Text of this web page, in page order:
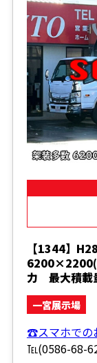
【1344】
力 最大積載
一宮展示場
☎スマホでの
℡(0586-68-